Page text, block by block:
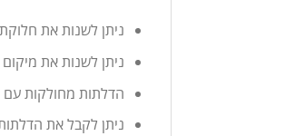
ניתן לשנות את
ניתן לשנות את
הדלתות מחולקות עם
ניתן לקבל את